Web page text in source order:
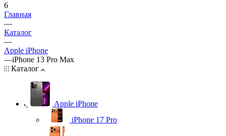
6
Главная
—
Каталог
—
Apple iPhone
—iPhone 13 Pro Max
Каталог
Apple iPhone
iPhone 17 Pro